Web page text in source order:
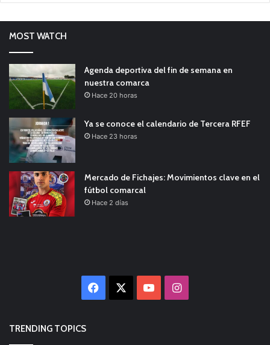
MOST WATCH
Agenda deportiva del fin de semana en
nuestra comarca
Hace 20 horas
Ya se conoce el calendario de Tercera RFEF
Hace 23 horas
Mercado de Fichajes: Movimientos clave en el
fútbol comarcal
Hace 2 días
Facebook YouTubeInstagram
TRENDING TOPICS